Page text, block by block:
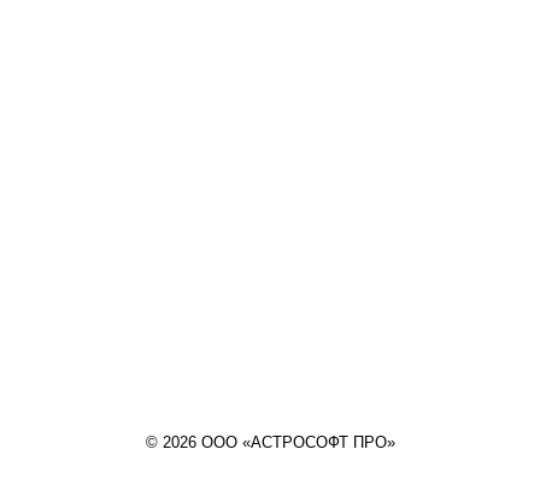
© 2026 ООО «АСТРОСОФТ ПРО»